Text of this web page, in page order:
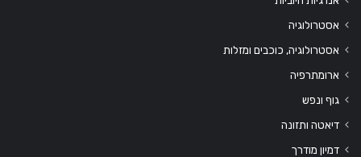
אסטרולוגיה
אסטרולוגיה, כוכבים ומזלות
ארומתרפיה
גוף ונפש
דיאטה ותזונה
דמיון מודרך